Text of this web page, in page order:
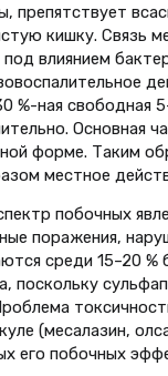
препятствует
кишку. Связь
влиянием
%-ная свободная
Основная
форме. Таким
местное
побочных
поражения,
среди 15–20
поскольку
(месалазин,
его побочных